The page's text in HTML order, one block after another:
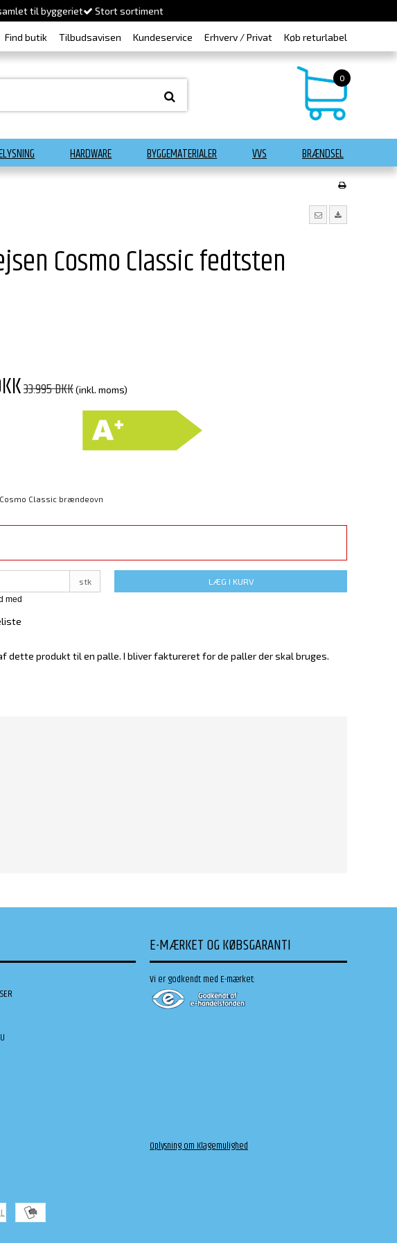
til byggeriet Stort sortiment
Find butik Tilbudsavisen Kundeservice Erhverv / Privat Køb returlabel
0
HARDWARE BYGGEMATERIALER VVS BRÆNDSEL
Cosmo Classic fedtsten
33.995 DKK(inkl. moms)
Cosmo Classic brændeovn
stk LÆG I KURV
dette produkt til en palle. I bliver faktureret for de paller der skal bruges.
E-MÆRKET OG KØBSGARANTI
Vi er godkendt med E-mærket:
Oplysning om Klagemulighed